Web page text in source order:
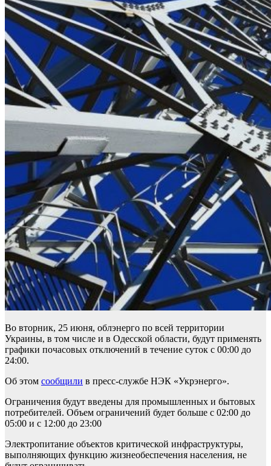
Во вторник, 25 июня, облэнерго по всей территории
Украины, в том числе и в Одесской области, будут применять
графики почасовых отключений в течение суток с 00:00 до
24:00.
Об этом сообщили в пресс-службе НЭК «Укрэнерго».
Ограничения будут введены для промышленных и бытовых
потребителей. Объем ограничений будет больше с 02:00 до
05:00 и с 12:00 до 23:00
Электропитание объектов критической инфраструктуры,
выполняющих функцию жизнеобеспечения населения, не